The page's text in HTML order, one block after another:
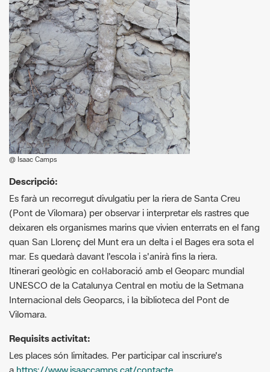
@ Isaac Camps
Descripció:
Es farà un recorregut divulgatiu per la riera de Santa Creu
deixaren els organismes marins que vivien enterrats en el fang
quan San Llorenç del Munt era un delta i el Bages era sota el
mar. Es quedarà davant l'escola i s'anirà fins la riera.
Itinerari geològic en col·laboració amb el Geoparc mundial
UNESCO de la Catalunya Central en motiu de la Setmana
Internacional dels Geoparcs, i la biblioteca del Pont de
Vilomara.
Requisits activitat:
Les places són limitades. Per participar cal inscriure's
Amb la confirmació de la plaça s'indicarà el punt exacte de
trobada.
El recorregut es fàcil, però cal dur aigua, protecció pel sol i